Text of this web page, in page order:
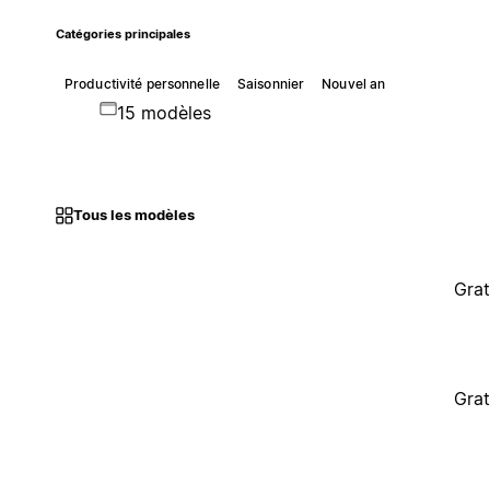
Catégories principales
Productivité personnelle Saisonnier Nouvel an
15 modèles
Tous les modèles